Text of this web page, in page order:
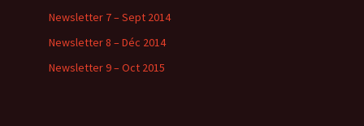
Newsletter 7 – Sept 2014
Newsletter 8 – Déc 2014
Newsletter 9 – Oct 2015